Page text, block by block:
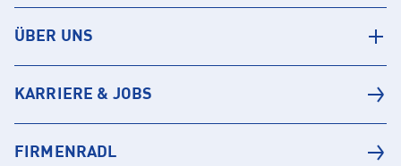
ÜBER UNS
KARRIERE & JOBS
FIRMENRADL